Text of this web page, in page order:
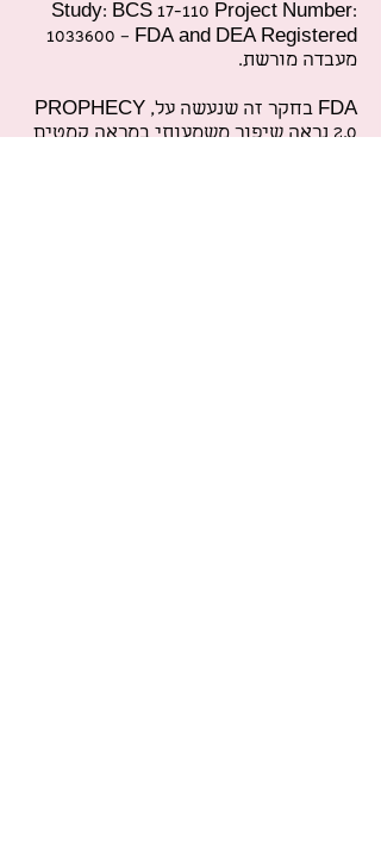
Study: BCS 17-110 Project Number:
1033600 – FDA and DEA Registered
מעבדה מורשת.
FDA בחקר זה שנעשה על, PROPHECY
2.0 נראה שיפור משמעותי במראה קמטים